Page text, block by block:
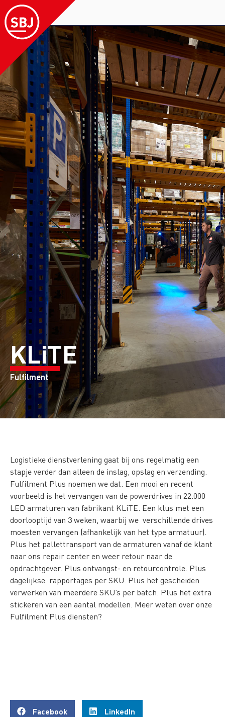
KLiTE
Fulfilment
Logistieke dienstverlening gaat bij ons regelmatig een
stapje verder dan alleen de inslag, opslag en verzending.
Fulfilment Plus noemen we dat. Een mooi en recent
voorbeeld is het vervangen van de powerdrives in 22.000
LED armaturen van fabrikant KLiTE. Een klus met een
doorlooptijd van 3 weken, waarbij we verschillende drives
moesten vervangen (afhankelijk van het type armatuur).
Plus het pallettransport van de armaturen vanaf de klant
naar ons repair center en weer retour naar de
opdrachtgever. Plus ontvangst- en retourcontrole. Plus
dagelijkse rapportages per SKU. Plus het gescheiden
verwerken van meerdere SKU’s per batch. Plus het extra
stickeren van een aantal modellen. Meer weten over onze
Fulfilment Plus diensten?
Facebook LinkedIn